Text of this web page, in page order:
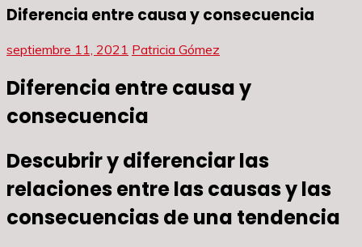
Diferencia entre causa y consecuencia
septiembre 11, 2021 Patricia Gómez
Diferencia entre causa y
consecuencia
Descubrir y diferenciar las
relaciones entre las causas y las
consecuencias de una tendencia